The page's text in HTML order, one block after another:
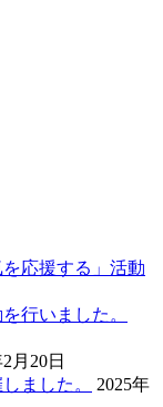
応援する」活動
行いました。
月20日
ました。
2025年